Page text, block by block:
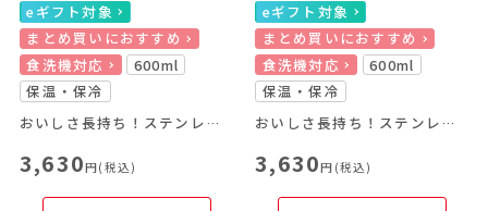
eギフト対象
まとめ買いにおすすめ
食洗機対応
600ml
保温・保冷
おいしさ長持ち！ステンレス製魔法びん構造のジョッキ！
3,630円(税込)
eギフト対象
まとめ買いにおすすめ
食洗機対応
600ml
保温・保冷
おいしさ長持ち！ステンレス製魔法びん構造のジョッキ！
3,630円(税込)